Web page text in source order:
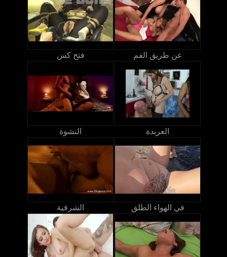
فتح كس عن طريق الفم
النشوة العربدة
الشرقية في الهواء الطلق